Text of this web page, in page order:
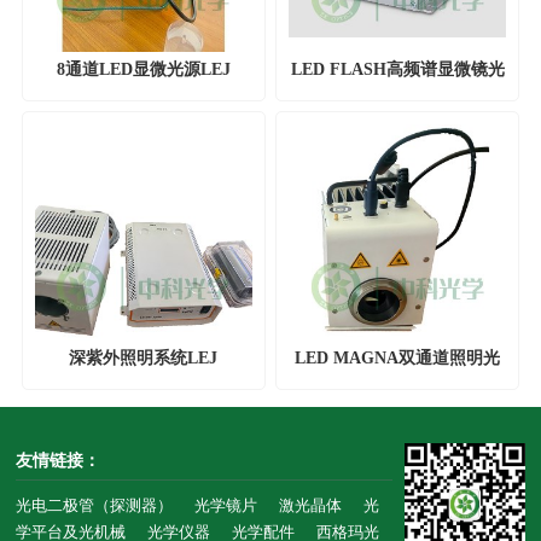
8通道LED显微光源LEJ
LED FLASH高频谱显微镜光
深紫外照明系统LEJ
LED MAGNA双通道照明光
友情链接：
光电二极管（探测器） 光学镜片 激光晶体
光
学平台及光机械
光学仪器 光学配件 西格玛光